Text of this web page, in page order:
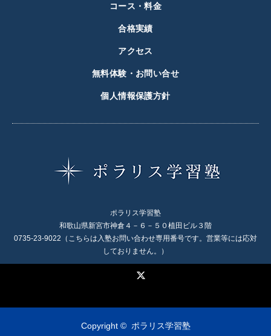
コース・料金
合格実績
アクセス
無料体験・お問い合せ
個人情報保護方針
ポラリス学習塾
和歌山県新宮市神倉４－６－５０植田ビル３階
0735-23-9022（こちらは入塾お問い合わせ専用番号です。営業等には応対
しておりません。）
Copyright © ポラリス学習塾